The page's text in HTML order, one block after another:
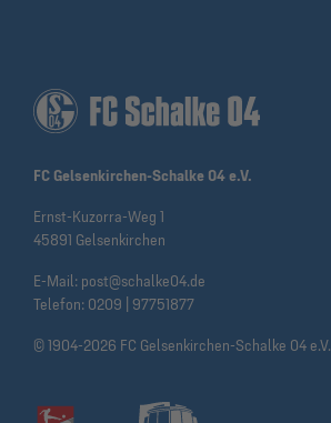
FC Gelsenkirchen-Schalke 04 e.V.
Ernst-Kuzorra-Weg 1
45891 Gelsenkirchen
E-Mail: post@schalke04.de
Telefon: 0209 | 97751877
© 1904-2026 FC Gelsenkirchen-Schalke 04 e.V.